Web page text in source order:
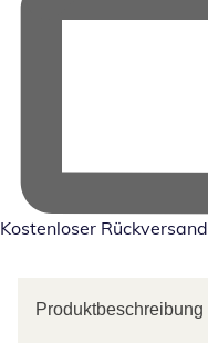
Kostenloser Rückversand
Produktbeschreibung